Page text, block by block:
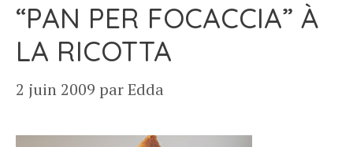
“PAN PER FOCACCIA” À
LA RICOTTA
2 juin 2009 parEdda